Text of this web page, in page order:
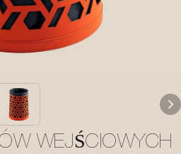
WEJŚCIOWYCH